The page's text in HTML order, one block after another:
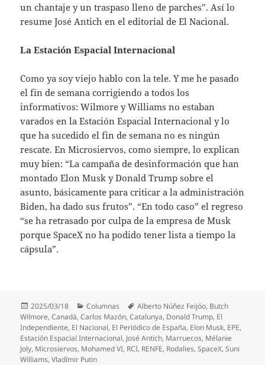
un chantaje y un traspaso lleno de parches”. Así lo
resume José Antich en el editorial de El Nacional.
La Estación Espacial Internacional
Como ya soy viejo hablo con la tele. Y me he pasado
el fin de semana corrigiendo a todos los
informativos: Wilmore y Williams no estaban
varados en la Estación Espacial Internacional y lo
que ha sucedido el fin de semana no es ningún
rescate. En Microsiervos, como siempre, lo explican
muy bien: “La campaña de desinformación que han
montado Elon Musk y Donald Trump sobre el
asunto, básicamente para criticar a la administración
Biden, ha dado sus frutos”. “En todo caso” el regreso
“se ha retrasado por culpa de la empresa de Musk
porque SpaceX no ha podido tener lista a tiempo la
cápsula”.
Publicado
el
2025/03/18 Categorías
Columnas Etiquetas
Alberto Núñez Feijóo, Butch
Wilmore,Canadá,Carlos Mazón,Catalunya, Donald Trump, El
Independiente, El Nacional, El Periódico de España, Elon Musk, EPE,
Estación Espacial Internacional, José Antich, Marruecos, Mélanie
Joly, Microsiervos, Mohamed VI, RCI, RENFE, Rodalies,SpaceX,Suni
Williams,Vladímir Putin